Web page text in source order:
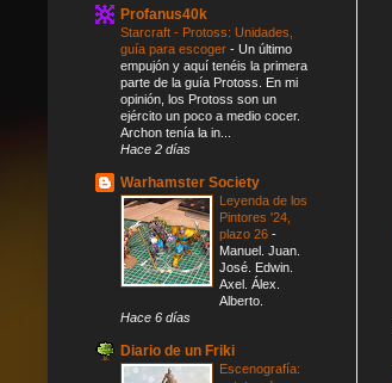
Profanus40k
Starcraft - Protoss: Unidades,
guía para escoger - Un último
empujón y aquí tenéis la primera
parte de la guía Protoss. En mi
opinión, los Protoss son un
ejército un poco a medio cocer.
Archon tenía la in...
Hace 2 días
Warhamster Society
Leyenda de los
Pintores '24,
plazo 26 -
Manuel. Juan.
José. Edwin.
Axel. Álex.
Alberto.
Hace 6 días
Diario de un Friki
Escenografía: